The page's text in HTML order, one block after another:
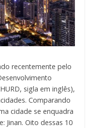
recentemente pelo
sigla em inglês),
Comparando
cidade se enquadra
Jinan. Oito dessas 10